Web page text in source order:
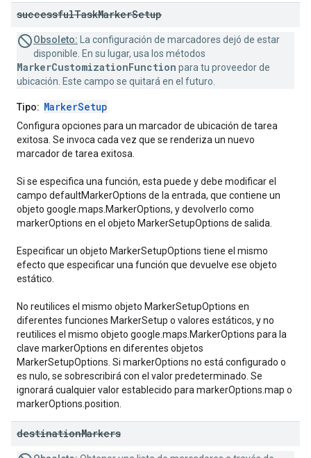
successfulTaskMarkerSetup
Obsoleto: La configuración de marcadores dejó de estar
disponible. En su lugar, usa los métodos
MarkerCustomizationFunction para tu proveedor de
ubicación. Este campo se quitará en el futuro.
Tipo: MarkerSetup
Configura opciones para un marcador de ubicación de tarea
exitosa. Se invoca cada vez que se renderiza un nuevo
marcador de tarea exitosa.
Si se especifica una función, esta puede y debe modificar el
campo defaultMarkerOptions de la entrada, que contiene un
objeto google.maps.MarkerOptions, y devolverlo como
markerOptions en el objeto MarkerSetupOptions de salida.
Especificar un objeto MarkerSetupOptions tiene el mismo
efecto que especificar una función que devuelve ese objeto
estático.
No reutilices el mismo objeto MarkerSetupOptions en
diferentes funciones MarkerSetup o valores estáticos, y no
reutilices el mismo objeto google.maps.MarkerOptions para la
clave markerOptions en diferentes objetos
MarkerSetupOptions. Si markerOptions no está configurado o
es nulo, se sobrescribirá con el valor predeterminado. Se
ignorará cualquier valor establecido para markerOptions.map o
markerOptions.position.
destinationMarkers